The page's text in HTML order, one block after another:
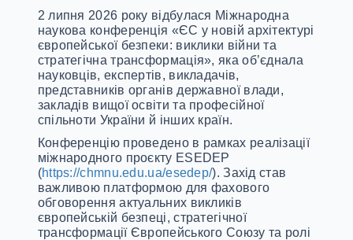
2 липня 2026 року відбулася Міжнародна
наукова конференція «ЄС у новій архітектурі
європейської безпеки: виклики війни та
стратегічна трансформація», яка об’єднала
науковців, експертів, викладачів,
представників органів державної влади,
закладів вищої освіти та професійної
спільноти України й інших країн.
Конференцію проведено в рамках реалізації
міжнародного проєкту ESEDEP
(https://chmnu.edu.ua/esedep/). Захід став
важливою платформою для фахового
обговорення актуальних викликів
європейській безпеці, стратегічної
трансформації Європейського Союзу та ролі